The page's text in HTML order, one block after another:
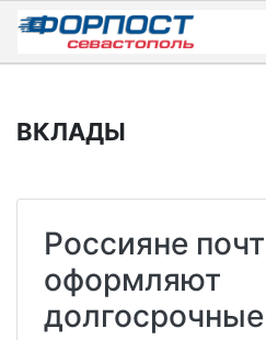
Skip
content
ВКЛАДЫ
Россияне
оформляют